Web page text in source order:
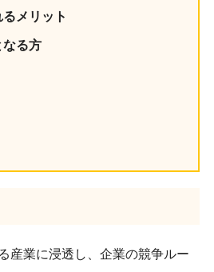
メリット
なる方
産業に浸透し、企業の競争ルー